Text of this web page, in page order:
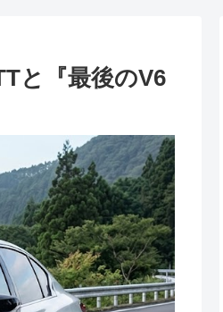
と『最後のV6